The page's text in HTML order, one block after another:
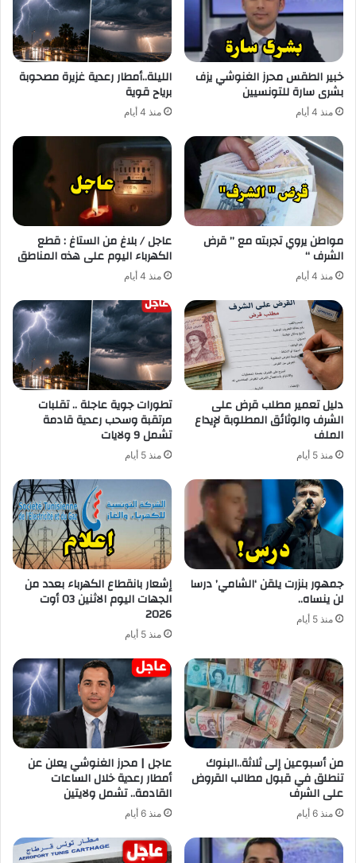
خبير الطقس محرز الغنوشي يزف
بشرى سارة للتونسيين
منذ 4 أيام
الليلة..أمطار رعدية غزيرة مصحوبة
برياح قوية
منذ 4 أيام
مواطن يروي تجربته مع ” قرض
الشرف “
منذ 4 أيام
عاجل / بلاغ من الستاغ : قطع
الكهرباء اليوم على هذه المناطق
منذ 4 أيام
دليل تعمير مطلب قرض على
الشرف والوثائق المطلوبة لإيداع
الملف
منذ 5 أيام
تطورات جوية عاجلة .. تقلبات
مرتقبة وسحب رعدية قادمة
تشمل 9 ولايات
منذ 5 أيام
جمهور بنزرت يلقن ‘الشامي’ درسا
لن ينساه..
منذ 5 أيام
إشعار بانقطاع الكهرباء بعدد من
الجهات اليوم الاثنين 03 أوت
2026
منذ 5 أيام
من أسبوعين إلى ثلاثة..البنوك
تنطلق في قبول مطالب القروض
على الشرف
منذ 6 أيام
عاجل | محرز الغنوشي يعلن عن
أمطار رعدية خلال الساعات
القادمة.. تشمل ولايتين
منذ 6 أيام